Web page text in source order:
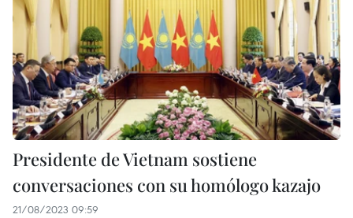
Presidente de Vietnam sostiene
conversaciones con su homólogo kazajo
21/08/2023 09:59